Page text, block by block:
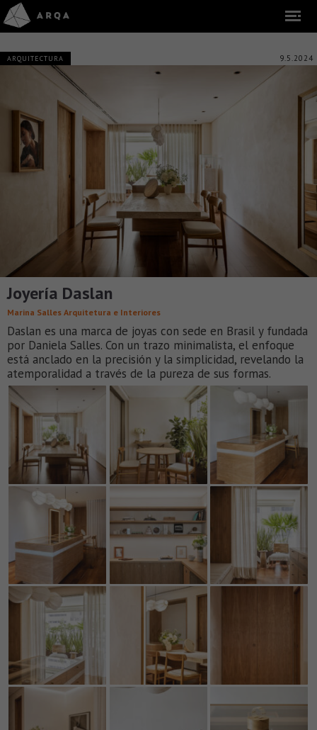
ARQUITECTURA 9.5.2024
Joyería Daslan
Marina Salles Arquitetura e Interiores
Daslan es una marca de joyas con sede en Brasil y fundada
por Daniela Salles. Con un trazo minimalista, el enfoque
está anclado en la precisión y la simplicidad, revelando la
atemporalidad a través de la pureza de sus formas.